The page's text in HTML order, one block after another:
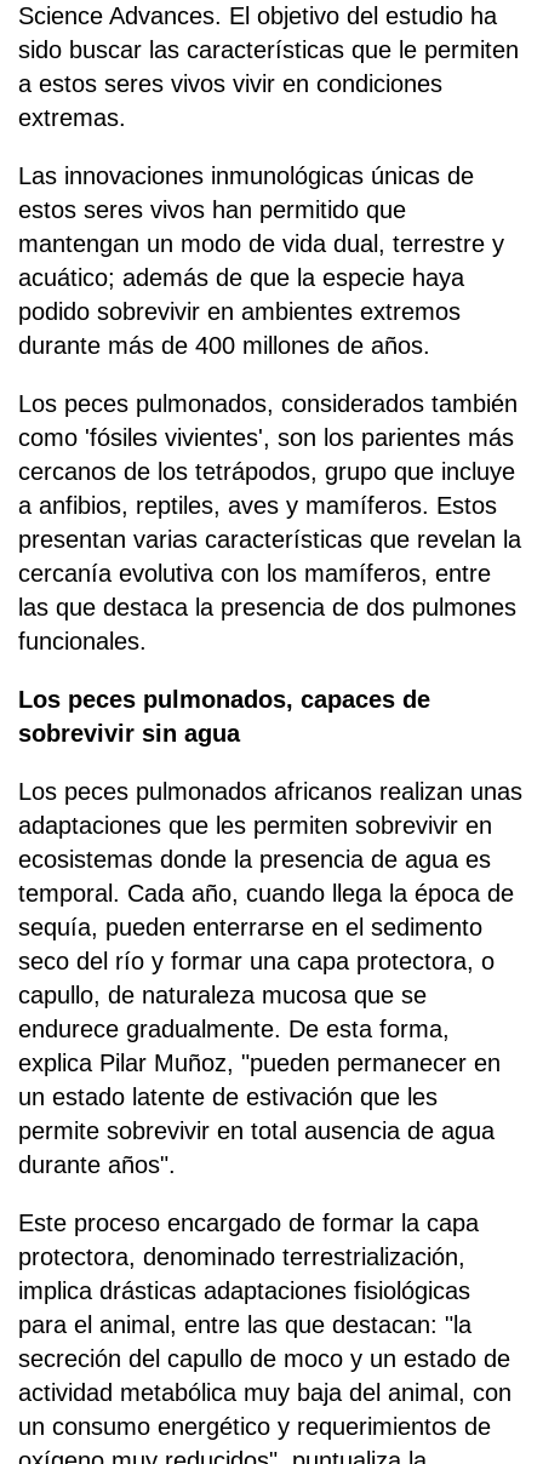
Science Advances. El objetivo del estudio ha
sido buscar las características que le permiten
a estos seres vivos vivir en condiciones
extremas.
Las innovaciones inmunológicas únicas de
estos seres vivos han permitido que
mantengan un modo de vida dual, terrestre y
acuático; además de que la especie haya
podido sobrevivir en ambientes extremos
durante más de 400 millones de años.
Los peces pulmonados, considerados también
como 'fósiles vivientes', son los parientes más
cercanos de los tetrápodos, grupo que incluye
a anfibios, reptiles, aves y mamíferos. Estos
presentan varias características que revelan la
cercanía evolutiva con los mamíferos, entre
las que destaca la presencia de dos pulmones
funcionales.
Los peces pulmonados, capaces de
sobrevivir sin agua
Los peces pulmonados africanos realizan unas
adaptaciones que les permiten sobrevivir en
ecosistemas donde la presencia de agua es
temporal. Cada año, cuando llega la época de
sequía, pueden enterrarse en el sedimento
seco del río y formar una capa protectora, o
capullo, de naturaleza mucosa que se
endurece gradualmente. De esta forma,
explica Pilar Muñoz, "pueden permanecer en
un estado latente de estivación que les
permite sobrevivir en total ausencia de agua
durante años".
Este proceso encargado de formar la capa
protectora, denominado terrestrialización,
implica drásticas adaptaciones fisiológicas
para el animal, entre las que destacan: "la
secreción del capullo de moco y un estado de
actividad metabólica muy baja del animal, con
un consumo energético y requerimientos de